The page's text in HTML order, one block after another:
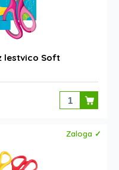
lestvico Soft
Zaloga ✓